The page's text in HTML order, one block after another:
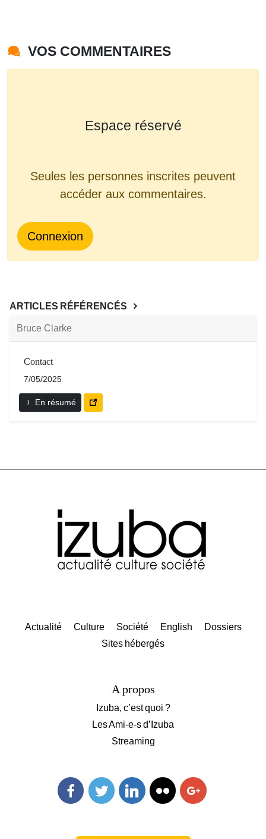
VOS COMMENTAIRES
Espace réservé
Seules les personnes inscrites peuvent
accéder aux commentaires.
Connexion
ARTICLES RÉFÉRENCÉS
Bruce Clarke
Contact
7/05/2025
En résumé
Actualité Culture Société English
Dossiers
Sites hébergés
A propos
Izuba, c’est quoi ?
Les Ami-e-s d’Izuba
Streaming